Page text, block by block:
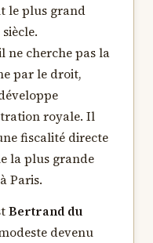
le plus grand
ne cherche pas la
par le droit,
royale. Il
fiscalité directe
la plus grande
Paris.
Bertrand du
devenu